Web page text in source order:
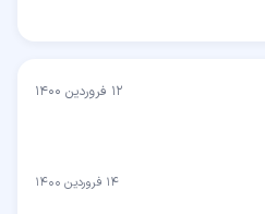
۱۲ فروردین ۱۴۰۰
۱۴ فروردین ۱۴۰۰